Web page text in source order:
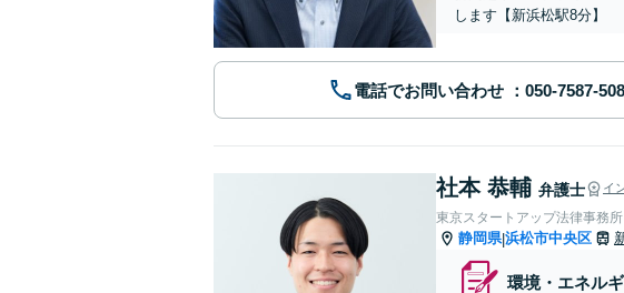
します【新浜松駅8分】
電話でお問い合わせ
社本 恭輔 弁護士 イ
東京スタートアップ法律事務
静岡県|浜松市中央区
環境・エネル